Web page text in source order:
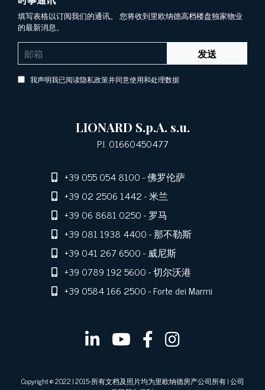
填写表格以订阅我们的通讯。 您将收到里欧纳德高档楼盘独家物业
的最新消息。
发送
我声明我已阅读隐私政策并同意使用和处理数据
LIONARD S.p.A. s.u.
P.I. 01660450477
+39 055 054 8100- 佛罗伦萨
+39 02 2506 1442- 米兰
+39 06 8681 0250- 罗马
+39 081 1938 4400- 那不勒斯
+39 041 267 6500- 威尼斯
+39 0789 192 5600- 切尔沃港
+39 0584 166 2500- Forte dei Marmi
Copyright © 2022 | 2015-所有文档及照片均为里欧纳德房产公司所有 | 公司